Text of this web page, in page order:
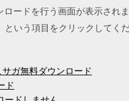
ードを行う画面が表示され
いう項目をクリックしてくだ
ガ無料ダウンロード
ド